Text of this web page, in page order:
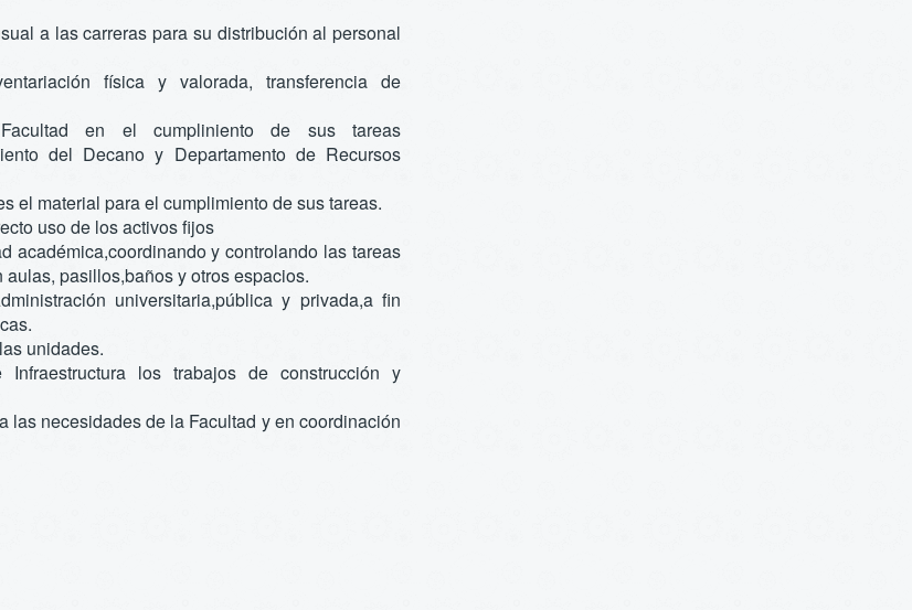
a las carreras para su distribución al personal
física y valorada, transferencia de
en el cumpliniento de sus tareas
del Decano y Departamento de Recursos
el material para el cumplimiento de sus tareas.
uso de los activos fijos
académica,coordinando y controlando las tareas
pasillos,baños y otros espacios.
universitaria,pública y privada,a fin
unidades.
los trabajos de construcción y
las necesidades de la Facultad y en coordinación